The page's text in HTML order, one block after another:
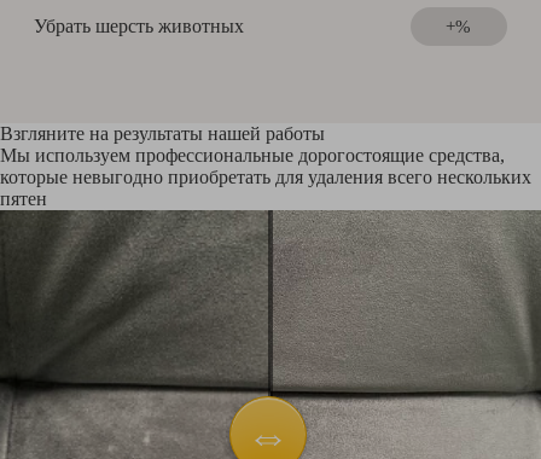
Убрать шерсть животных +%
Взгляните на результаты нашей работы
Мы используем профессиональные дорогостоящие средства,
которые невыгодно приобретать для удаления всего нескольких
пятен